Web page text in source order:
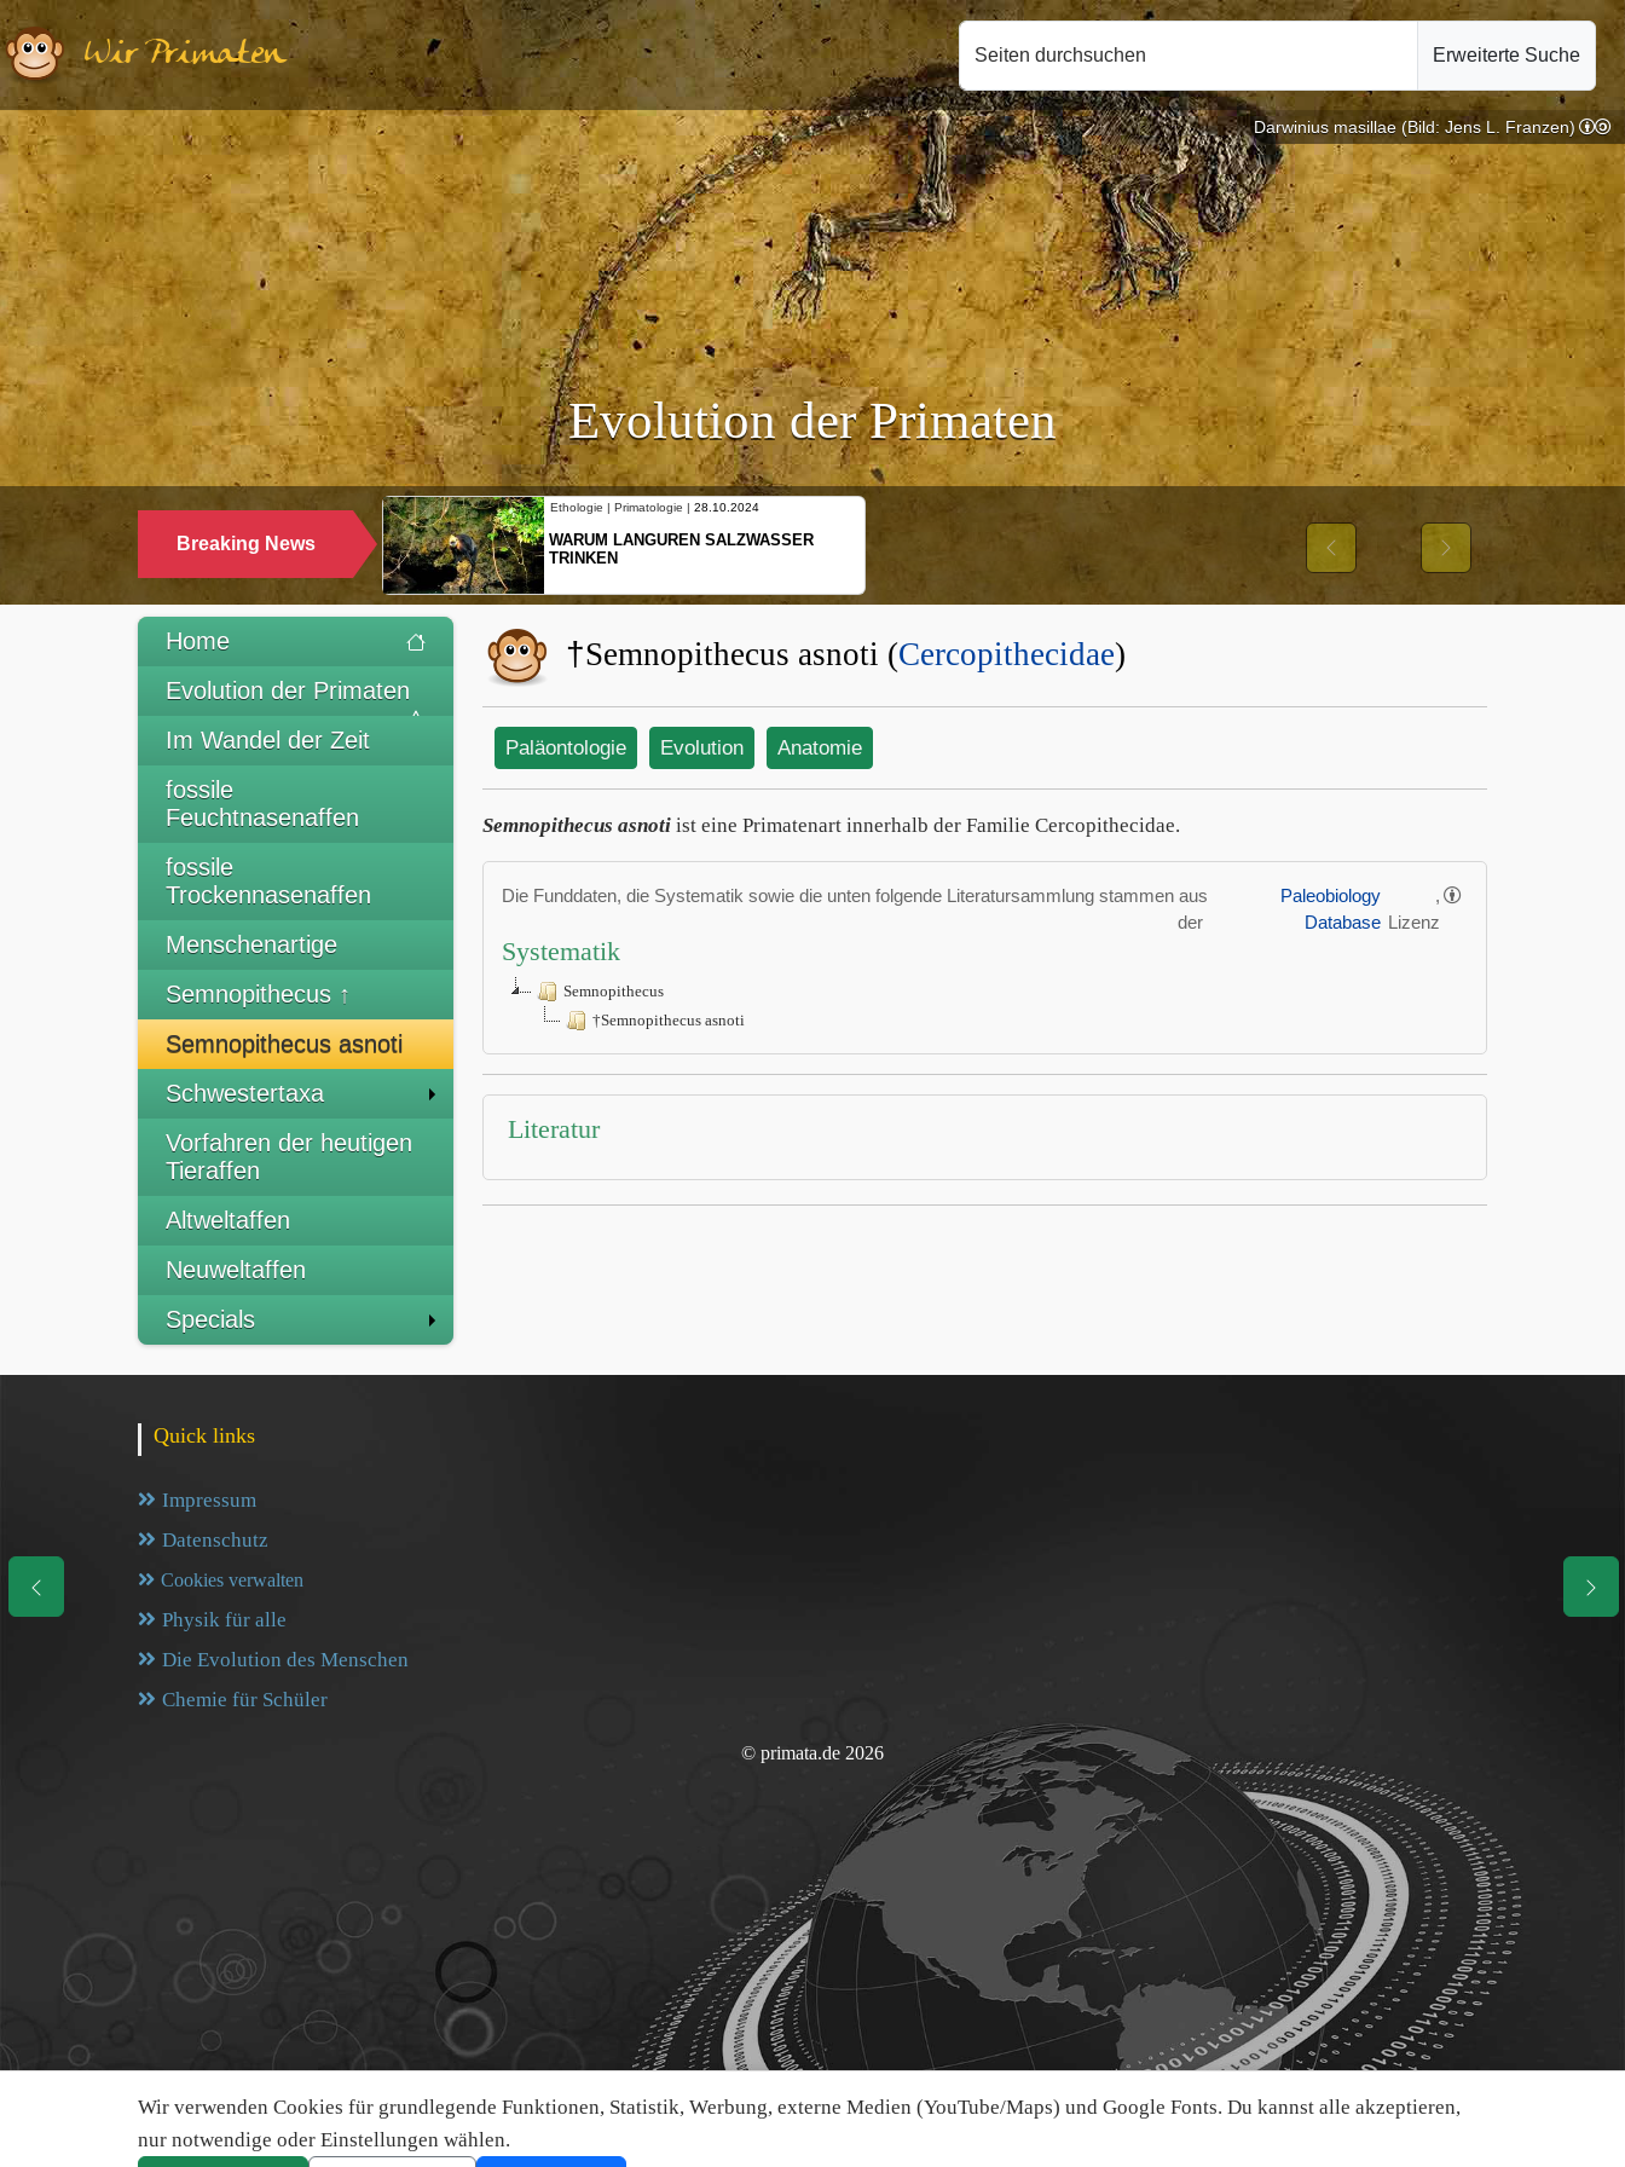
Wir Primaten Seiten durchsuchen Erweiterte Suche
Evolution der Primaten
Breaking News
Ethologie | Primatologie | 28.10.2024
WARUM LANGUREN SALZWASSER
TRINKEN
Previous Next
Wir verwenden Cookies für grundlegende Funktionen, Statistik, Werbung, externe Medien (YouTube/Maps) und Google Fonts. Du kannst alle akzeptieren,
nur notwendige oder Einstellungen wählen.
Darwinius masillae (Bild: Jens L. Franzen)
Home
Evolution der Primaten
Im Wandel der Zeit
fossile
Feuchtnasenaffen
fossile
Trockennasenaffen
Menschenartige
Semnopithecus ↑
Semnopithecus asnoti
Schwestertaxa
Vorfahren der heutigen
Tieraffen
Altweltaffen
Neuweltaffen
Specials
†Semnopithecus asnoti (Cercopithecidae)
Paläontologie Evolution Anatomie
Semnopithecus asnoti ist eine Primatenart innerhalb der Familie Cercopithecidae.
Die Funddaten, die Systematik sowie die unten folgende Literatursammlung stammen aus
der
Paleobiology
Database
,
Lizenz
Systematik
Semnopithecus
†Semnopithecus asnoti
Literatur
Quick links
Impressum
Datenschutz
Cookies verwalten
Physik für alle
Die Evolution des Menschen
Chemie für Schüler
© primata.de 2026